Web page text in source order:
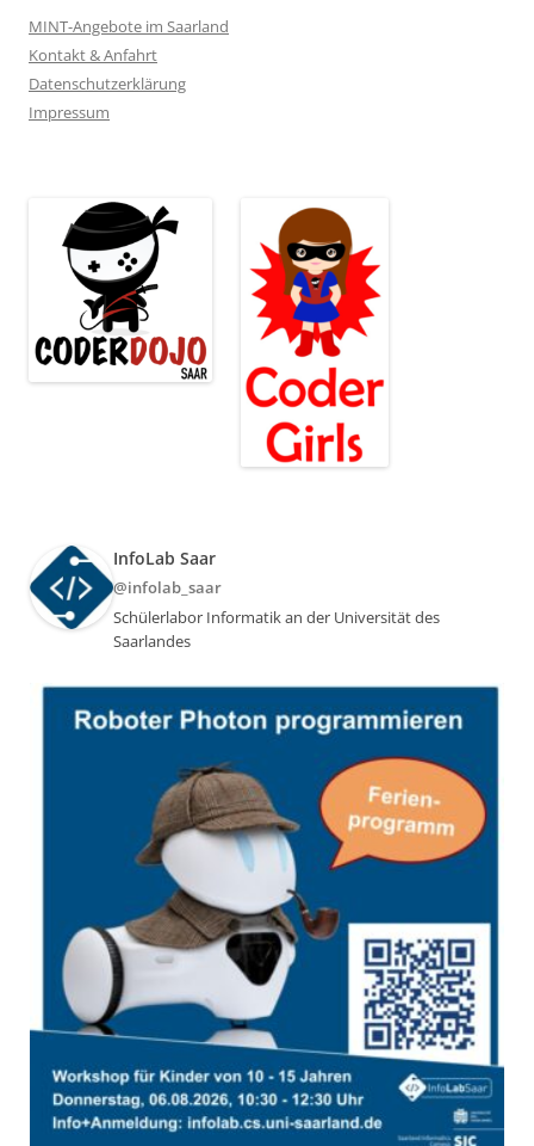
MINT-Angebote im Saarland
Kontakt & Anfahrt
Datenschutzerklärung
Impressum
InfoLab Saar
@infolab_saar
Schülerlabor Informatik an der Universität des
Saarlandes